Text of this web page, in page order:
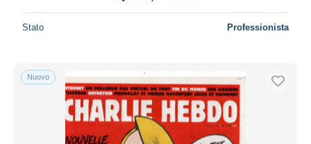
Stato Professionista
Nuovo